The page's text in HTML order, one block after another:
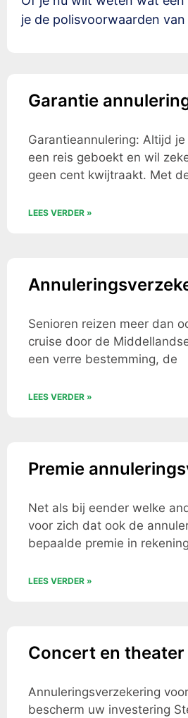
je de polisvoorwaarden
Garantie
Garantieannulering: Altijd
een reis geboekt en wil
geen cent kwijtraakt. Met
LEES VERDER »
Senioren reizen meer dan
cruise door de
een verre bestemming, de
LEES VERDER »
Premie
Net als bij eender welke
voor zich dat ook de
bepaalde premie in
LEES VERDER »
Concert en
Annuleringsverzekering
bescherm uw investering